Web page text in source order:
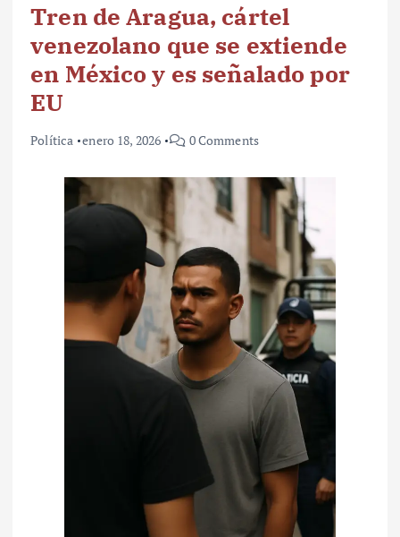
Tren de Aragua, cártel
venezolano que se extiende
en México y es señalado por
EU
Política enero 18, 2026 0 Comments